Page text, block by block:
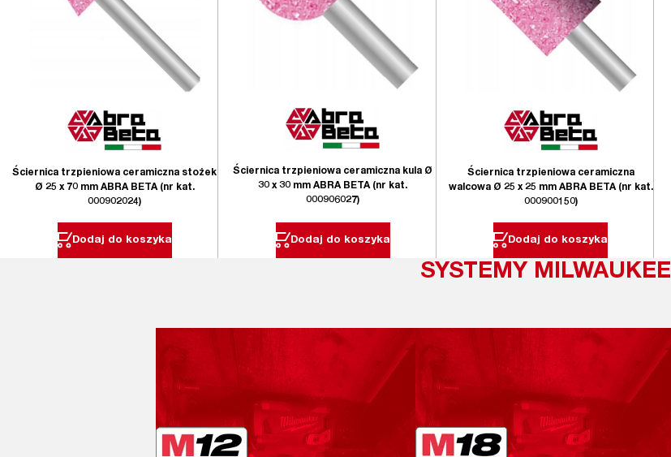
Ściernica trzpieniowa ceramiczna stożek
Ø 25 x 70 mm ABRA BETA (nr kat.
000902024)
Dodaj do koszyka
Ściernica trzpieniowa ceramiczna kula Ø
30 x 30 mm ABRA BETA (nr kat.
000906027)
Dodaj do koszyka
Ściernica trzpieniowa ceramiczna
walcowa Ø 25 x 25 mm ABRA BETA (nr kat.
000900150)
Dodaj do koszyka
SYSTEMY MILWAUKEE